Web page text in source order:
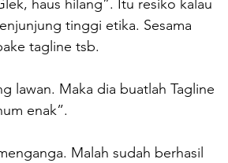
haus hilang”. Itu resiko kalau
tinggi etika. Sesama
tagline tsb.
lawan. Maka dia buatlah Tagline
enak”.
Malah sudah berhasil